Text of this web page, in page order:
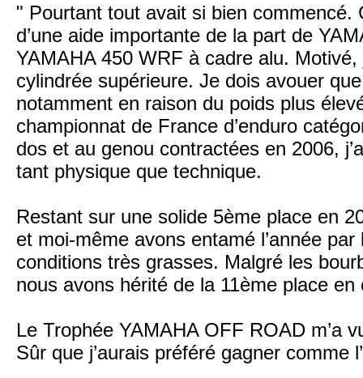
" Pourtant tout avait si bien commencé.
d’une aide importante de la part de
YAMAHA 450 WRF à cadre alu.
cylindrée supérieure. Je dois avouer
notamment en raison du poids plus
championnat de France d’enduro
dos et au genou contractées en 2006,
tant physique que technique.
Restant sur une solide 5ème place en
et moi-même avons entamé l’année
conditions très grasses. Malgré les
nous avons hérité de la 11ème place
Le Trophée YAMAHA OFF ROAD m’a
Sûr que j’aurais préféré gagner comme